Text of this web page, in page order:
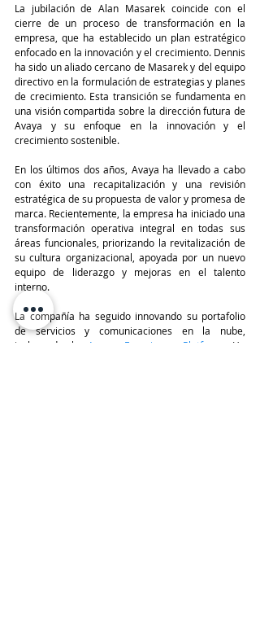
La jubilación de Alan Masarek coincide con el
cierre de un proceso de transformación en la
empresa, que ha establecido un plan estratégico
enfocado en la innovación y el crecimiento. Dennis
ha sido un aliado cercano de Masarek y del equipo
directivo en la formulación de estrategias y planes
de crecimiento. Esta transición se fundamenta en
una visión compartida sobre la dirección futura de
Avaya y su enfoque en la innovación y el
crecimiento sostenible.
En los últimos dos años, Avaya ha llevado a cabo
con éxito una recapitalización y una revisión
estratégica de su propuesta de valor y promesa de
marca. Recientemente, la empresa ha iniciado una
transformación operativa integral en todas sus
áreas funcionales, priorizando la revitalización de
su cultura organizacional, apoyada por un nuevo
equipo de liderazgo y mejoras en el talento
interno.
La compañía ha seguido innovando su portafolio
de servicios y comunicaciones en la nube,
incluyendo la
Avaya Experience Platform
. Ha